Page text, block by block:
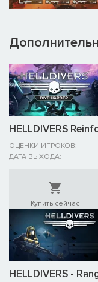
HELLDIVERS
ОЦЕНКИ ИГРОКОВ:
ДАТА ВЫХОДА:
Купить сейчас
HELLDIVERS -